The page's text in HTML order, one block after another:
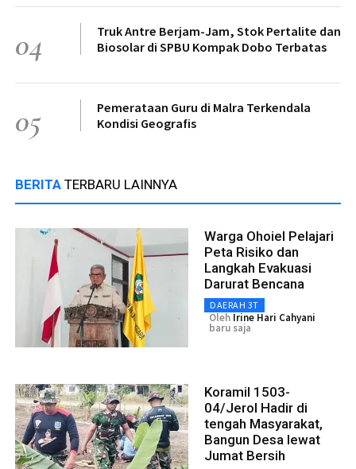
04
Truk Antre Berjam-Jam, Stok Pertalite dan
Biosolar di SPBU Kompak Dobo Terbatas
05
Pemerataan Guru di Malra Terkendala
Kondisi Geografis
BERITA TERBARU LAINNYA
Warga Ohoiel Pelajari
Peta Risiko dan
Langkah Evakuasi
Darurat Bencana
DAERAH 3T
Oleh Irine Hari Cahyani
baru saja
Koramil 1503-
04/Jerol Hadir di
tengah Masyarakat,
Bangun Desa lewat
Jumat Bersih